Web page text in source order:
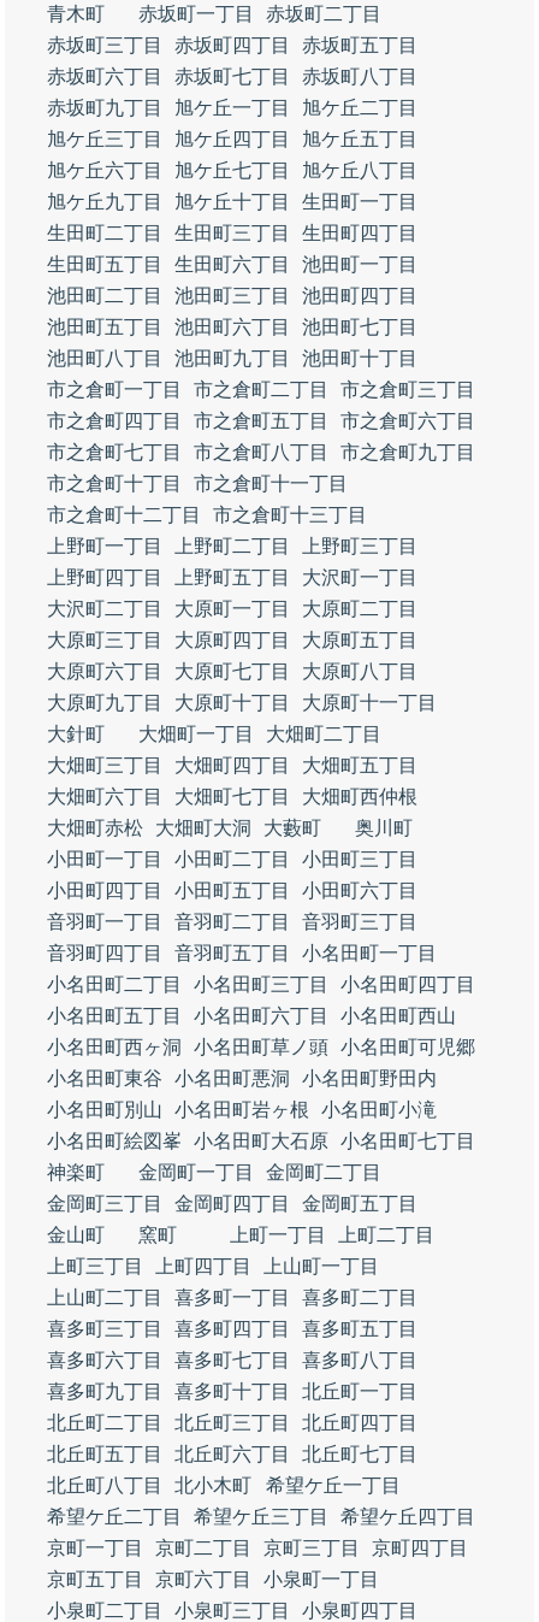
青木町 赤坂町一丁目
赤坂町二丁目
赤坂町三丁目
赤坂町四丁目
赤坂町五丁目
赤坂町六丁目
赤坂町七丁目
赤坂町八丁目
赤坂町九丁目
旭ケ丘一丁目
旭ケ丘二丁目
旭ケ丘三丁目
旭ケ丘四丁目
旭ケ丘五丁目
旭ケ丘六丁目
旭ケ丘七丁目
旭ケ丘八丁目
旭ケ丘九丁目
旭ケ丘十丁目
生田町一丁目
生田町二丁目
生田町三丁目
生田町四丁目
生田町五丁目
生田町六丁目
池田町一丁目
池田町二丁目
池田町三丁目
池田町四丁目
池田町五丁目
池田町六丁目
池田町七丁目
池田町八丁目
池田町九丁目
池田町十丁目
市之倉町一丁目
市之倉町二丁目
市之倉町三丁目
市之倉町四丁目
市之倉町五丁目
市之倉町六丁目
市之倉町七丁目
市之倉町八丁目
市之倉町九丁目
市之倉町十丁目
市之倉町十一丁目
市之倉町十二丁目
市之倉町十三丁目
上野町一丁目
上野町二丁目
上野町三丁目
上野町四丁目
上野町五丁目
大沢町一丁目
大沢町二丁目
大原町一丁目
大原町二丁目
大原町三丁目
大原町四丁目
大原町五丁目
大原町六丁目
大原町七丁目
大原町八丁目
大原町九丁目
大原町十丁目
大原町十一丁目
大針町
大畑町一丁目
大畑町二丁目
大畑町三丁目
大畑町四丁目
大畑町五丁目
大畑町六丁目
大畑町七丁目
大畑町西仲根
大畑町赤松
大畑町大洞 大藪町
奥川町
小田町一丁目
小田町二丁目
小田町三丁目
小田町四丁目
小田町五丁目
小田町六丁目
音羽町一丁目
音羽町二丁目
音羽町三丁目
音羽町四丁目
音羽町五丁目
小名田町一丁目
小名田町二丁目
小名田町三丁目
小名田町四丁目
小名田町五丁目
小名田町六丁目
小名田町西山
小名田町西ヶ洞
小名田町草ノ頭 小名田町可児郷
小名田町東谷
小名田町悪洞
小名田町野田内
小名田町別山
小名田町岩ヶ根
小名田町小滝
小名田町絵図峯
小名田町大石原 小名田町七丁目
神楽町
金岡町一丁目
金岡町二丁目
金岡町三丁目
金岡町四丁目
金岡町五丁目
金山町
窯町 上町一丁目
上町二丁目
上町三丁目
上町四丁目
上山町一丁目
上山町二丁目
喜多町一丁目
喜多町二丁目
喜多町三丁目
喜多町四丁目
喜多町五丁目
喜多町六丁目
喜多町七丁目
喜多町八丁目
喜多町九丁目
喜多町十丁目
北丘町一丁目
北丘町二丁目
北丘町三丁目
北丘町四丁目
北丘町五丁目
北丘町六丁目
北丘町七丁目
北丘町八丁目
北小木町
希望ケ丘一丁目
希望ケ丘二丁目
希望ケ丘三丁目
希望ケ丘四丁目
京町一丁目
京町二丁目 京町三丁目
京町四丁目
京町五丁目
京町六丁目
小泉町一丁目
小泉町二丁目
小泉町三丁目
小泉町四丁目